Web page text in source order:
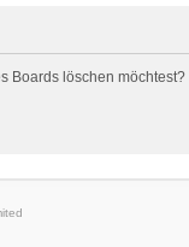
Boards löschen möchtest?